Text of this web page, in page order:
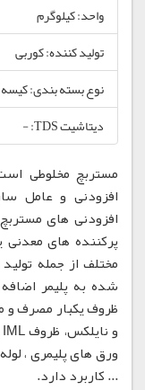
واحد: کیلوگرم
تولید کننده: کوربی
نوع بسته بندی: کیسه 25 کیلوگرمی
دیتاشیت TDS: -
مستربچ مخلوطی
افزودنی و عامل
افزودنی های
پرکننده های
مختلف از جمله
شده به پلیمر
ظروف یکبار مصرف و
ورق های پلیمری ،
... کاربرد دارد.